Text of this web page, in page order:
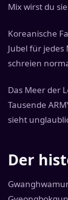
Mix wirst du
Koreanische
Jubel für
schreien
Das Meer der
Tausende
sieht
Der